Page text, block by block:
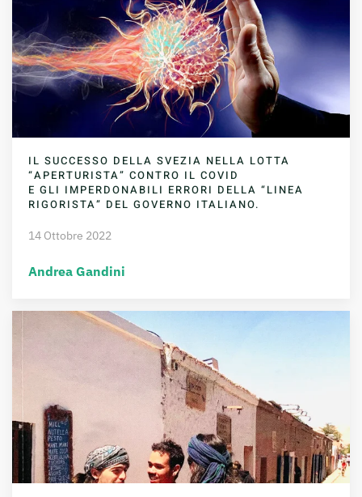
IL SUCCESSO DELLA SVEZIA NELLA LOTTA
“APERTURISTA” CONTRO IL COVID
E GLI IMPERDONABILI ERRORI DELLA “LINEA
RIGORISTA” DEL GOVERNO ITALIANO.
14 Ottobre 2022
Andrea Gandini